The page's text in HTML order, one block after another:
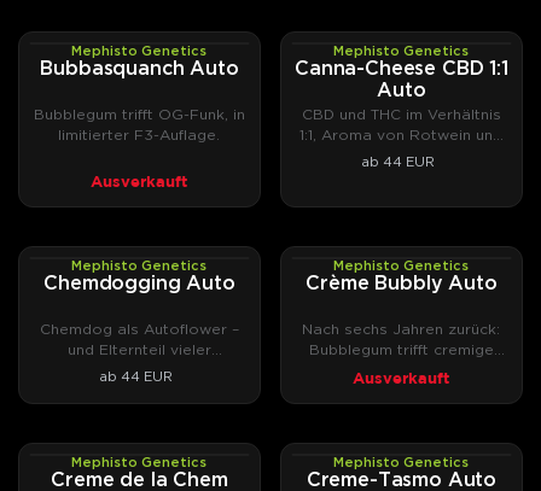
AUTOFEMMephisto Genetics
Bubbasquanch Auto
Bubblegum trifft OG-Funk, in
limitierter F3-Auflage.
Ausverkauft
AUTOFEMMephisto Genetics
Canna-Cheese CBD 1:1
Auto
CBD und THC im Verhältnis
1:1, Aroma von Rotwein und
Kaffee.
ab 44 EUR
AUTOFEMMephisto Genetics
Chemdogging Auto
Chemdog als Autoflower –
und Elternteil vieler
Mephisto-Sorten.
ab 44 EUR
AUTOFEMMephisto Genetics
Crème Bubbly Auto
Nach sechs Jahren zurück:
Bubblegum trifft cremige
Chem-Note.
Ausverkauft
AUTOFEMMephisto Genetics
Creme de la Chem
AUTOFEMMephisto Genetics
Creme-Tasmo Auto